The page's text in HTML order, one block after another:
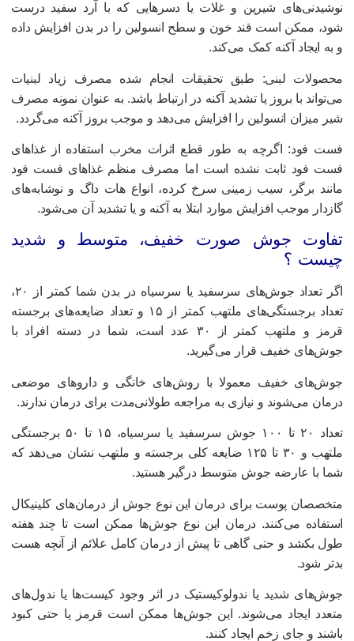
شیرین و غلات یا دسرهایی که با آرد سفید درست
ممکن است قند خون و سطح انسولین را در بدن افزایش داده
به ایجاد آکنه کمک می‌کند.
لبنی: طبق تحقیقات انجام شده مصرف زیاد لبنیات
با بروز یا تشدید آکنه در ارتباط باشد. به عنوان نمونه مصرف
میزان انسولین را افزایش می‌دهد و موجب بروز آکنه می‌گردد.
فود: اگرچه به طور قطع اثرات مخرب استفاده از غذاهای
فود ثابت نشده است اما مصرف منظم غذاهای فست فود
برگر، سیب زمینی سرخ کرده، انواع هات داگ و نوشابه‌های
موجب افزایش موارد ابتلا به آکنه و یا تشدید آن می‌شود.
جوش صورت خفیف، متوسط و شدید
؟
اگر تعداد جوش‌های سرسفید یا سرسیاه در بدن شما کمتر از ۲۰،
تعداد برجستگی‌های ملتهب کمتر از ۱۵ و تعداد ضایعه‌های برجسته
قرمز و ملتهب کمتر از ۳۰ عدد است، شما در دسته افراد با
خفیف قرار می‌گیرید.
خفیف معمولا با روش‌های خانگی و داروهای موضعی
می‌شوند و نیازی به مراجعه طولانی‌مدت برای درمان ندارند.
تعداد ۲۰ تا ۱۰۰ جوش سرسفید یا سرسیاه، ۱۵ تا ۵۰ برجستگی
ملتهب و ۳۰ تا ۱۲۵ ضایعه کلی برجسته و ملتهب نشان می‌دهد که
با عارضه جوش متوسط درگیر هستید.
پوست برای درمان این نوع جوش از درمان‌های کلینیکال
می‌کنند. درمان این نوع جوش‌ها ممکن است تا چند هفته
بکشد و حتی گاهی تا پیش از درمان کامل علائم از آنچه هست
شود.
شدید یا ندولوکیستیک در اثر وجود کیست‌ها یا ندول‌های
ایجاد می‌شوند. این جوش‌ها ممکن است قرمز یا حتی کبود
و جای زخم ایجاد کنند.